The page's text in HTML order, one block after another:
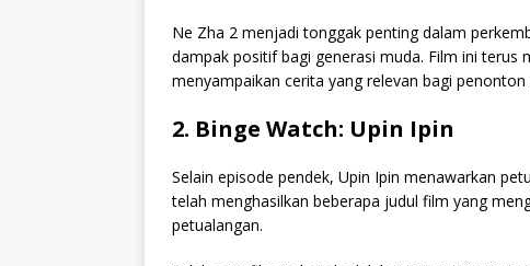
Ne Zha 2 menjadi tonggak penting dalam
dampak positif bagi generasi muda. Film ini terus
menyampaikan cerita yang relevan bagi penonton
2. Binge Watch: Upin Ipin
Selain episode pendek, Upin Ipin menawarkan
telah menghasilkan beberapa judul film yang
petualangan.